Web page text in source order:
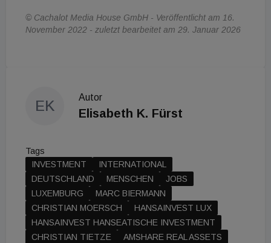
© Cachalot Media House GmbH - Veröffentlicht am 16.
November 2022 - zuletzt bearbeitet am 29. Januar 2026
EK
Autor
Elisabeth K. Fürst
Tags
INVESTMENT
INTERNATIONAL
DEUTSCHLAND
MENSCHEN
JOBS
LUXEMBURG
MARC BIERMANN
CHRISTIAN MOERSCH
HANSAINVEST LUX
HANSAINVEST HANSEATISCHE INVESTMENT
CHRISTIAN TIETZE
AMSHARE REAL ASSETS